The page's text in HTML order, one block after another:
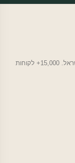
טפטים, מדבקות קיר וציפויי זכוכית. ייצור במפעל בישראל. 15,000+ לקוחות